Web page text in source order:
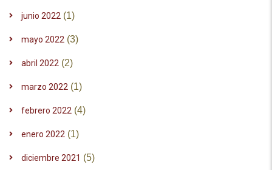
junio 2022 (1)
mayo 2022 (3)
abril 2022 (2)
marzo 2022 (1)
febrero 2022 (4)
enero 2022 (1)
diciembre 2021 (5)